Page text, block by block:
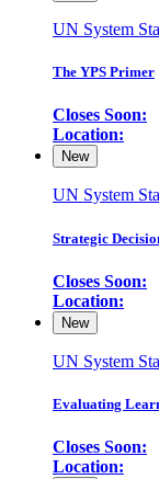
UN System
The YPS Primer
Closes Soon:
Location:
New
UN System
Strategic
Closes Soon:
Location:
New
UN System
Evaluating
Closes Soon:
Location: